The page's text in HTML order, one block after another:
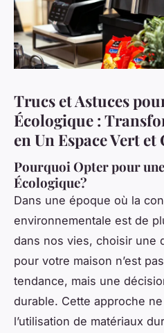
Trucs et Astuces
Écologique :
en Un Espace Vert
Pourquoi Opter pour
Écologique?
Dans une époque où la
environnementale est de
dans nos vies, choisir une
pour votre maison n’est
tendance, mais une
durable. Cette approche
l’utilisation de matériaux